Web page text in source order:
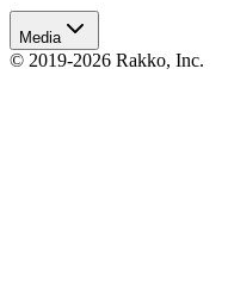
Media
© 2019-2026 Rakko, Inc.